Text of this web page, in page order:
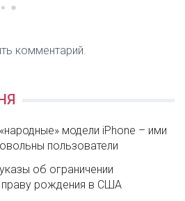
комментарий.
модели iPhone – ими
пользователи
об ограничении
праву рождения в США